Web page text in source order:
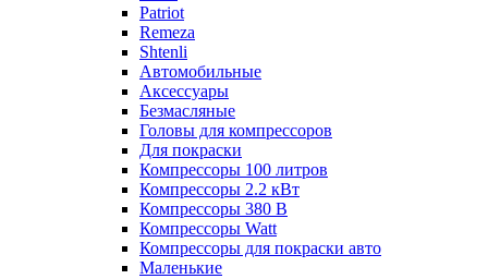
Patriot
Remeza
Shtenli
Автомобильные
Аксессуары
Безмасляные
Головы для компрессоров
Для покраски
Компрессоры 100 литров
Компрессоры 2.2 кВт
Компрессоры 380 В
Компрессоры Watt
Компрессоры для покраски авто
Маленькие